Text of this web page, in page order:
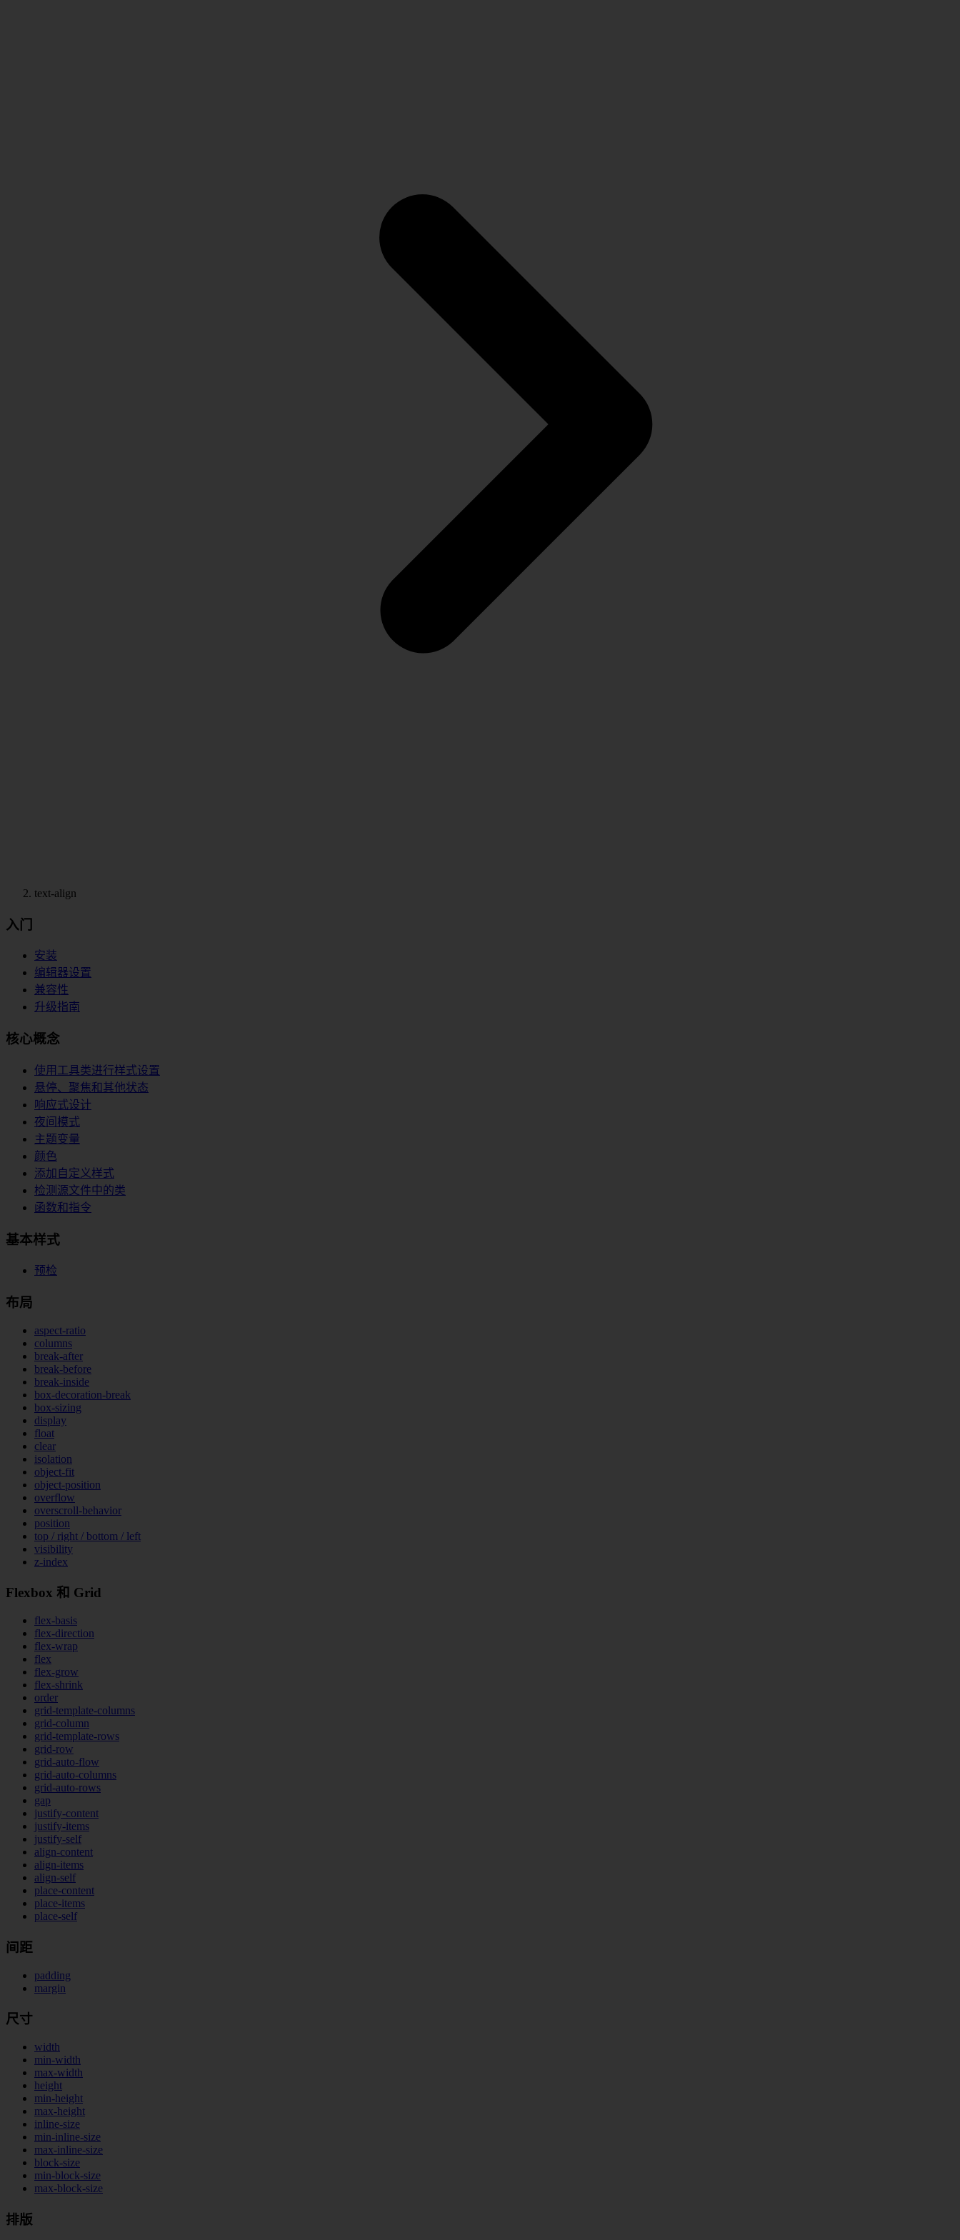
text-align
入门
安装
编辑器设置
兼容性
升级指南
核心概念
使用工具类进行样式设置
悬停、聚焦和其他状态
响应式设计
夜间模式
主题变量
颜色
添加自定义样式
检测源文件中的类
函数和指令
基本样式
预检
布局
aspect-ratio
columns
break-after
break-before
break-inside
box-decoration-break
box-sizing
display
float
clear
isolation
object-fit
object-position
overflow
overscroll-behavior
position
top / right / bottom / left
visibility
z-index
Flexbox 和 Grid
flex-basis
flex-direction
flex-wrap
flex
flex-grow
flex-shrink
order
grid-template-columns
grid-column
grid-template-rows
grid-row
grid-auto-flow
grid-auto-columns
grid-auto-rows
gap
justify-content
justify-items
justify-self
align-content
align-items
align-self
place-content
place-items
place-self
间距
padding
margin
尺寸
width
min-width
max-width
height
min-height
max-height
inline-size
min-inline-size
max-inline-size
block-size
min-block-size
max-block-size
排版